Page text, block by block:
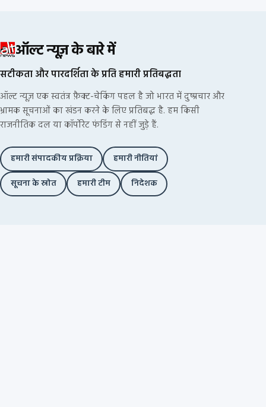
ऑल्ट न्यूज़ के बारे में
सटीकता और पारदर्शिता के प्रति हमारी प्रतिबद्धता
ऑल्ट न्यूज़ एक स्वतंत्र फ़ैक्ट-चेकिंग पहल है जो भारत में दुष्प्रचार और
भ्रामक सूचनाओं का खंडन करने के लिए प्रतिबद्ध है. हम किसी
राजनीतिक दल या कॉर्पोरेट फंडिंग से नहीं जुड़े हैं.
हमारी संपादकीय प्रक्रिया
हमारी नीतियां
सूचना के स्रोत
हमारी टीम निदेशक